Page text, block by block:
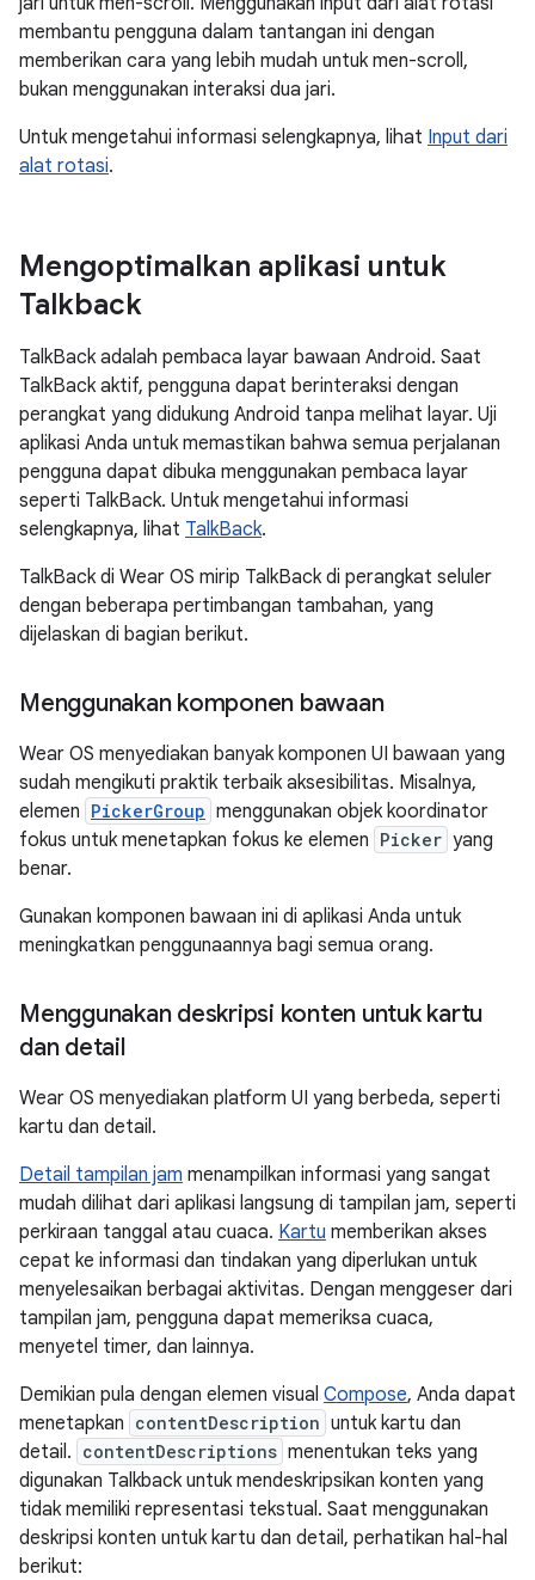
membantu pengguna dalam tantangan ini dengan
memberikan cara yang lebih mudah untuk men-scroll,
bukan menggunakan interaksi dua jari.
Untuk mengetahui informasi selengkapnya, lihat Input dari
alat rotasi.
Mengoptimalkan aplikasi untuk
Talkback
TalkBack adalah pembaca layar bawaan Android. Saat
TalkBack aktif, pengguna dapat berinteraksi dengan
perangkat yang didukung Android tanpa melihat layar. Uji
aplikasi Anda untuk memastikan bahwa semua perjalanan
pengguna dapat dibuka menggunakan pembaca layar
seperti TalkBack. Untuk mengetahui informasi
selengkapnya, lihat TalkBack.
TalkBack di Wear OS mirip TalkBack di perangkat seluler
dengan beberapa pertimbangan tambahan, yang
dijelaskan di bagian berikut.
Menggunakan komponen bawaan
Wear OS menyediakan banyak komponen UI bawaan yang
sudah mengikuti praktik terbaik aksesibilitas. Misalnya,
elemen PickerGroup menggunakan objek koordinator
fokus untuk menetapkan fokus ke elemen Picker yang
benar.
Gunakan komponen bawaan ini di aplikasi Anda untuk
meningkatkan penggunaannya bagi semua orang.
Menggunakan deskripsi konten untuk kartu
dan detail
Wear OS menyediakan platform UI yang berbeda, seperti
kartu dan detail.
Detail tampilan jam menampilkan informasi yang sangat
mudah dilihat dari aplikasi langsung di tampilan jam, seperti
perkiraan tanggal atau cuaca. Kartu memberikan akses
cepat ke informasi dan tindakan yang diperlukan untuk
menyelesaikan berbagai aktivitas. Dengan menggeser dari
tampilan jam, pengguna dapat memeriksa cuaca,
menyetel timer, dan lainnya.
Demikian pula dengan elemen visual Compose, Anda dapat
menetapkan contentDescription untuk kartu dan
detail. contentDescriptions menentukan teks yang
digunakan Talkback untuk mendeskripsikan konten yang
tidak memiliki representasi tekstual. Saat menggunakan
deskripsi konten untuk kartu dan detail, perhatikan hal-hal
berikut: